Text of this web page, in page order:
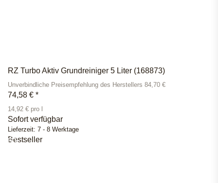
RZ Turbo Aktiv Grundreiniger 5 Liter (168873)
Unverbindliche Preisempfehlung des Herstellers 84,70 €
74,58 € *
14,92 € pro l
Sofort verfügbar
Lieferzeit: 7 - 8 Werktage
Bestseller